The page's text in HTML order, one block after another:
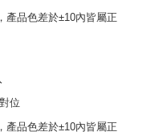
產品色差於±10內皆屬正
位
產品色差於±10內皆屬正